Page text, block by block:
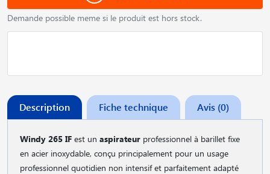
Demande possible meme si le produit est hors stock.
Description Fiche technique Avis (0)
Windy 265 IF est un aspirateur professionnel à barillet fixe
en acier inoxydable, conçu principalement pour un usage
professionnel quotidien non intensif et parfaitement adapté